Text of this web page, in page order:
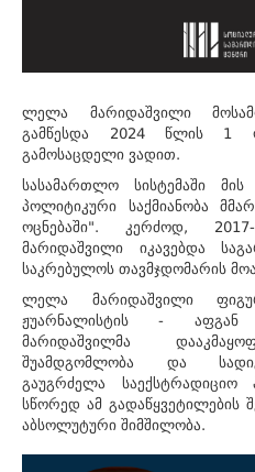
ლელა მარიდაშვილი
გამწესდა 2024 წლის 1
გამოსაცდელი ვადით.
სასამართლო სისტემაში
პოლიტიკური საქმიანობა
ოცნებაში". კერძოდ,
მარიდაშვილი იკავებდა
საკრებულოს თავმჯდომარის
ლელა მარიდაშვილი
ჟუარნალისტის - აფგან
მარიდაშვილმა
შუამდგომლობა და
გაუგრძელა საექსტრადიციო
სწორედ ამ გადაწყვეტილების
აბსოლუტური შიმშილობა.